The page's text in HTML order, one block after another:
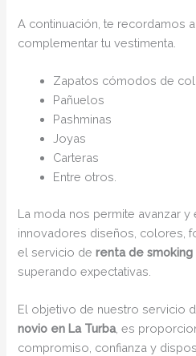
A continuación, te recordamos
complementar tu vestimenta.
Zapatos cómodos de
Pañuelos
Pashminas
Joyas
Carteras
Entre otros.
La moda nos permite avanzar
innovadores diseños, colores,
el servicio derenta de smoking
superando expectativas.
El objetivo de nuestro servicio
novio en La Turba, es
compromiso, confianza y